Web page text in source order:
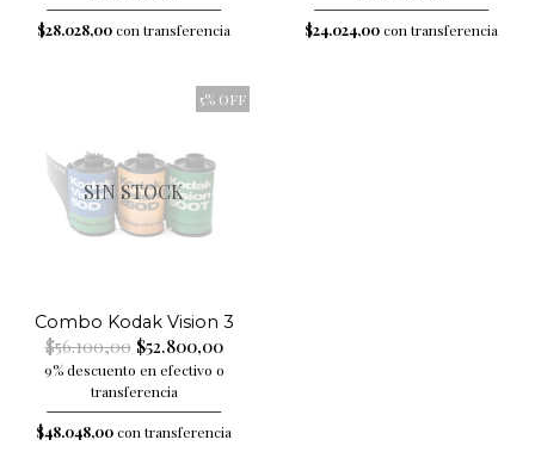
$28.028,00con transferencia $24.024,00con transferencia
5% OFF
SIN STOCK
Combo Kodak Vision 3
$56.100,00$52.800,00
9% descuento en efectivo o
transferencia
$48.048,00con transferencia